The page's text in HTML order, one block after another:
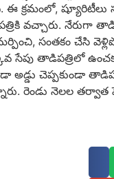
క్రమంలో, ష్యూరిటీలు
వచ్చారు. నేరుగా
సంతకం చేసి
సేపు తాడిపత్రిలో
అడ్డు చెప్పకుండా
రెండు నెలల తర్వాత